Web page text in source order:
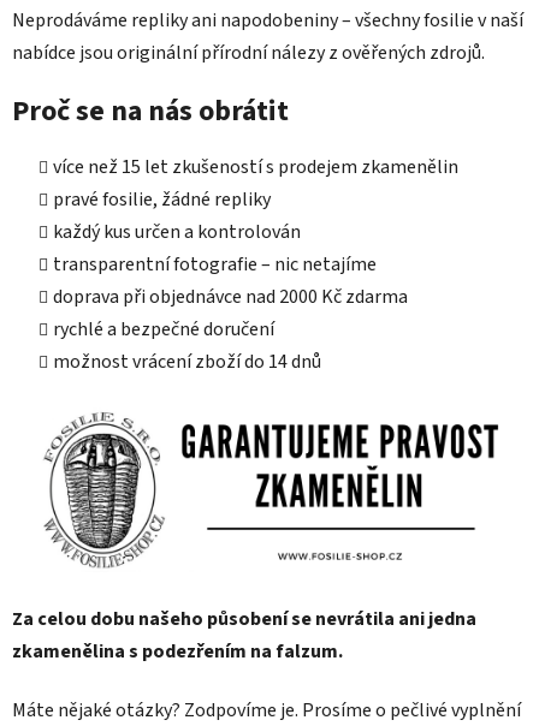
Neprodáváme repliky ani napodobeniny – všechny fosilie v naší
nabídce jsou originální přírodní nálezy z ověřených zdrojů.
Proč se na nás obrátit
více než 15 let zkušeností s prodejem zkamenělin
pravé fosilie, žádné repliky
každý kus určen a kontrolován
transparentní fotografie – nic netajíme
doprava při objednávce nad 2000 Kč zdarma
rychlé a bezpečné doručení
možnost vrácení zboží do 14 dnů
Za celou dobu našeho působení se nevrátila ani jedna
zkamenělina s podezřením na falzum.
Máte nějaké otázky? Zodpovíme je. Prosíme o pečlivé vyplnění